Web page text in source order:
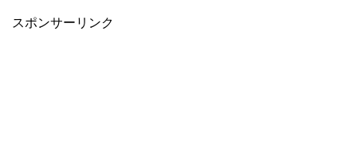
スポンサーリンク